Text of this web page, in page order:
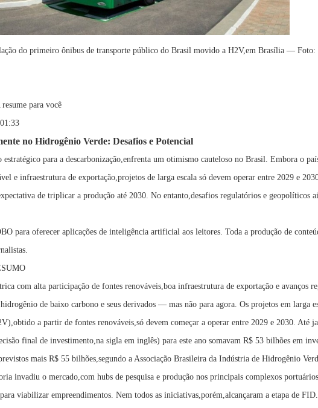
do primeiro ônibus de transporte público do Brasil movido a H2V,em Brasília — Foto:
para você
no Hidrogênio Verde: Desafios e Potencial
para a descarbonização,enfrenta um otimismo cauteloso no Brasil. Embora o
e infraestrutura de exportação,projetos de larga escala só devem operar entre 2029 e
de triplicar a produção até 2030. No entanto,desafios regulatórios e geopolíticos
para oferecer aplicações de inteligência artificial aos leitores. Toda a produção de
com alta participação de fontes renováveis,boa infraestrutura de exportação e avanços
de baixo carbono e seus derivados — mas não para agora. Os projetos em larga
a partir de fontes renováveis,só devem começar a operar entre 2029 e 2030. Até
final de investimento,na sigla em inglês) para este ano somavam R$ 53 bilhões em
mais R$ 55 bilhões,segundo a Associação Brasileira da Indústria de Hidrogênio
invadiu o mercado,com hubs de pesquisa e produção nos principais complexos
viabilizar empreendimentos. Nem todos as iniciativas,porém,alcançaram a etapa de FID.